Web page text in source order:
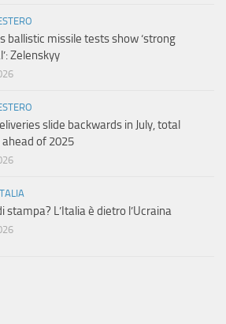
ballistic missile tests show ‘strong
Zelenskyy
slide backwards in July, total
of 2025
stampa? L’Italia è dietro l’Ucraina